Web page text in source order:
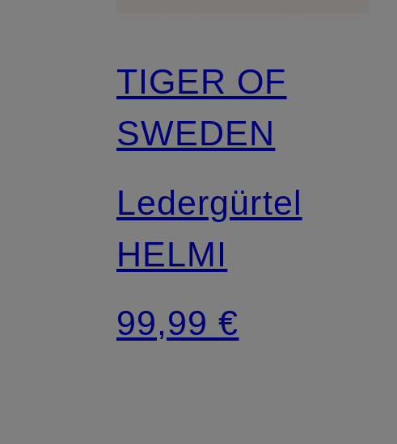
TIGER OF
SWEDEN
Ledergürtel
HELMI
99,99 €